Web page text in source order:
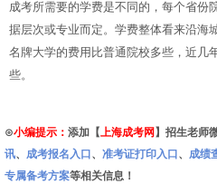
成考所需要的学费是不同的，每个省份
据层次或专业而定。学费整体看来沿海
名牌大学的费用比普通院校多些，近几
些。
⊙小编提示： 添加【上海成考网 】招生老师
讯、 成考报名入口 、 准考证打印入口 、 成绩
专属备考方案等相关信息！